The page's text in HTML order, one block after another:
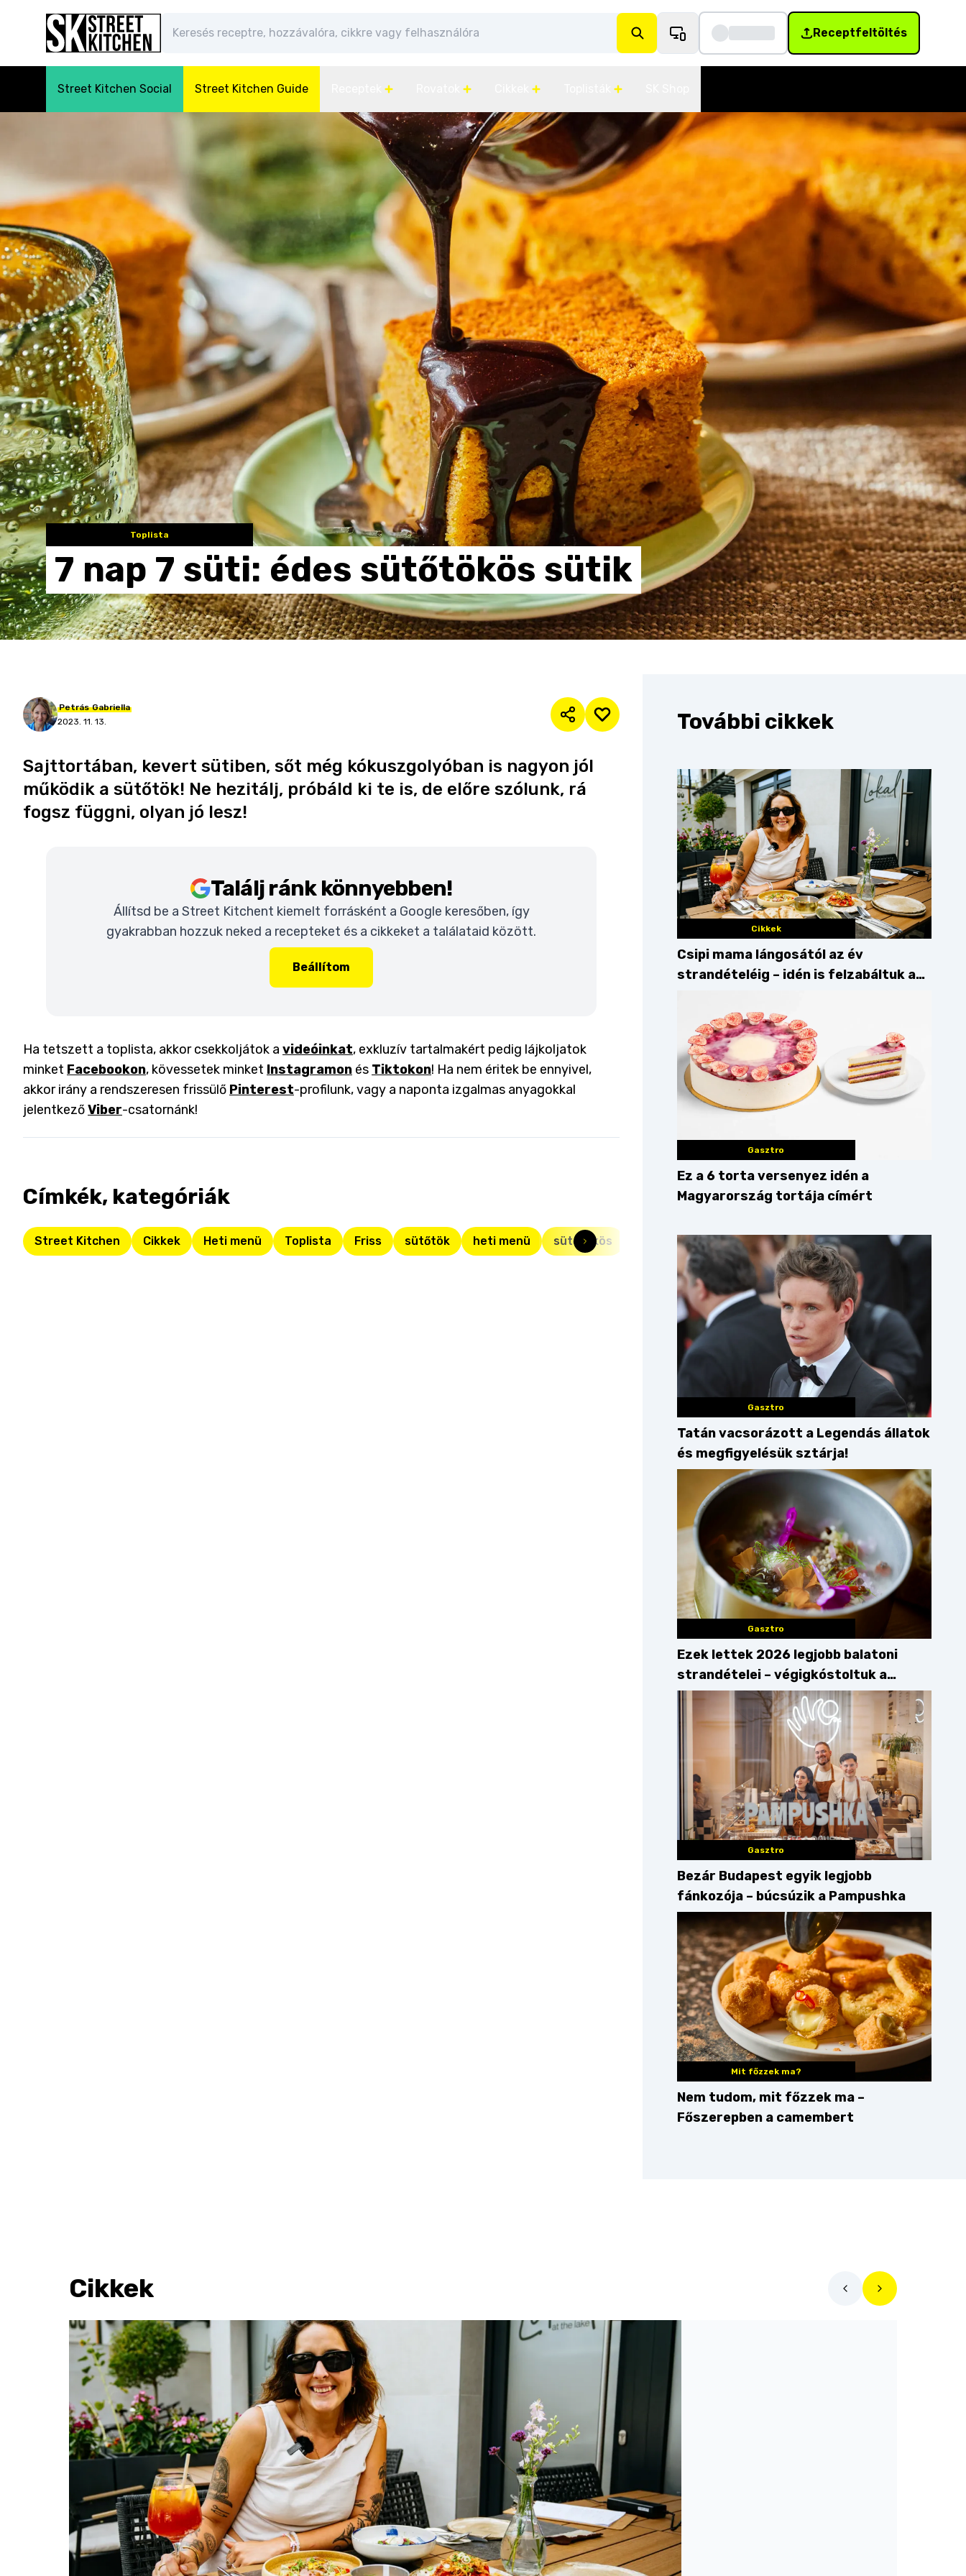
Receptfeltöltés
Street Kitchen Social Street Kitchen Guide
Toplista
7 nap 7 süti: édes sütőtökös sütik
Petrás Gabriella
2023. 11. 13.
Sajttortában, kevert sütiben, sőt még kókuszgolyóban is nagyon jól
működik a sütőtök! Ne hezitálj, próbáld ki te is, de előre szólunk, rá
fogsz függni, olyan jó lesz!
Találj ránk könnyebben!
Állítsd be a Street Kitchent kiemelt forrásként a Google keresőben, így
gyakrabban hozzuk neked a recepteket és a cikkeket a találataid között.
Beállítom
Ha tetszett a toplista, akkor csekkoljátok a videóinkat, exkluzív tartalmakért pedig lájkoljatok
minket Facebookon, kövessetek minket Instagramon és Tiktokon! Ha nem éritek be ennyivel,
akkor irány a rendszeresen frissülő Pinterest-profilunk, vagy a naponta izgalmas anyagokkal
jelentkezőViber-csatornánk!
Címkék, kategóriák
Street Kitchen Cikkek Heti menü Toplista Friss sütőtök heti menü sütőtökös sütőtökös süti
További cikkek
Cikkek
Csipi mama lángosától az év
strandételéig – idén is felzabáltuk a
Gasztro
Ez a 6 torta versenyez idén a
Magyarország tortája címért
Gasztro
Tatán vacsorázott a Legendás állatok
és megfigyelésük sztárja!
Gasztro
Ezek lettek 2026 legjobb balatoni
strandételei – végigkóstoltuk a
győzteseket
Gasztro
Bezár Budapest egyik legjobb
fánkozója – búcsúzik a Pampushka
Mit főzzek ma?
Nem tudom, mit főzzek ma –
Főszerepben a camembert
Cikkek